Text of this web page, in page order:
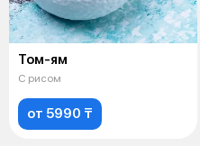
Том-ям
С рисом
от 5990 ₸